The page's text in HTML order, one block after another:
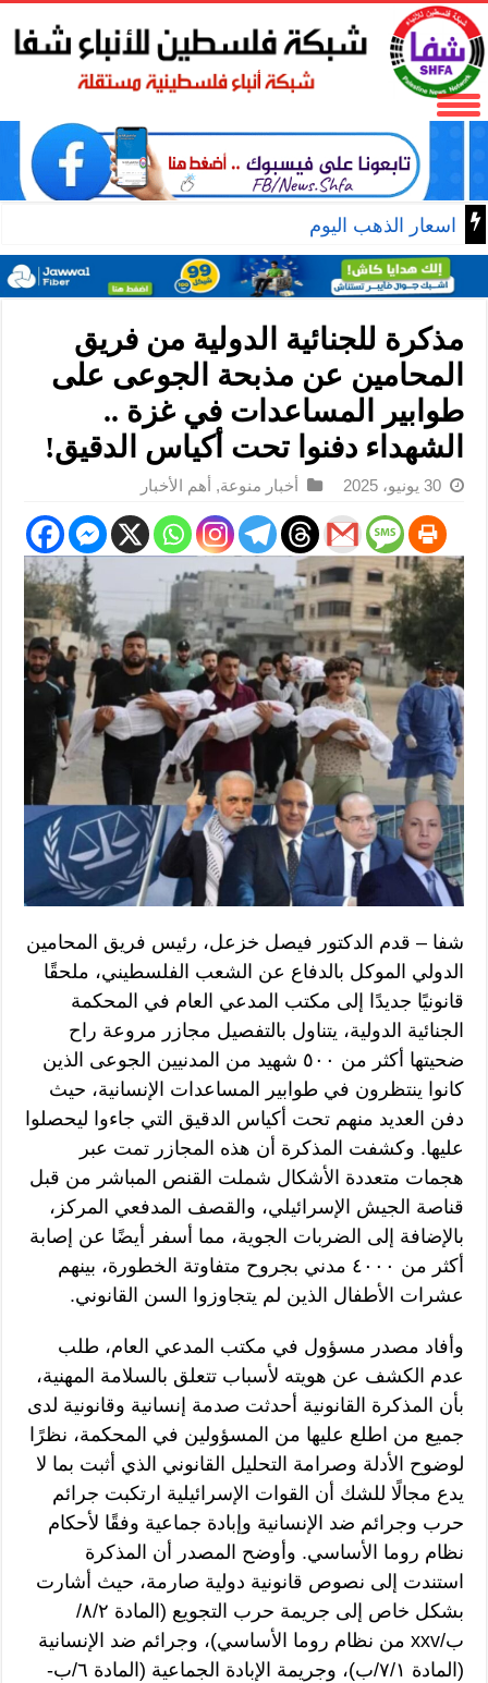
اسعار الذهب اليوم
مذكرة للجنائية الدولية من فريق
المحامين عن مذبحة الجوعى على
طوابير المساعدات في غزة ..
الشهداء دفنوا تحت أكياس الدقيق!
30 يونيو، 2025 أخبار منوعة, أهم الأخبار
شفا – قدم الدكتور فيصل خزعل، رئيس فريق المحامين
الدولي الموكل بالدفاع عن الشعب الفلسطيني، ملحقًا
قانونيًا جديدًا إلى مكتب المدعي العام في المحكمة
الجنائية الدولية، يتناول بالتفصيل مجازر مروعة راح
ضحيتها أكثر من ٥٠٠ شهيد من المدنيين الجوعى الذين
كانوا ينتظرون في طوابير المساعدات الإنسانية، حيث
دفن العديد منهم تحت أكياس الدقيق التي جاءوا ليحصلوا
عليها. وكشفت المذكرة أن هذه المجازر تمت عبر
هجمات متعددة الأشكال شملت القنص المباشر من قبل
قناصة الجيش الإسرائيلي، والقصف المدفعي المركز،
بالإضافة إلى الضربات الجوية، مما أسفر أيضًا عن إصابة
أكثر من ٤٠٠٠ مدني بجروح متفاوتة الخطورة، بينهم
عشرات الأطفال الذين لم يتجاوزوا السن القانوني.
وأفاد مصدر مسؤول في مكتب المدعي العام، طلب
عدم الكشف عن هويته لأسباب تتعلق بالسلامة المهنية،
بأن المذكرة القانونية أحدثت صدمة إنسانية وقانونية لدى
جميع من اطلع عليها من المسؤولين في المحكمة، نظرًا
لوضوح الأدلة وصرامة التحليل القانوني الذي أثبت بما لا
يدع مجالًا للشك أن القوات الإسرائيلية ارتكبت جرائم
حرب وجرائم ضد الإنسانية وإبادة جماعية وفقًا لأحكام
نظام روما الأساسي. وأوضح المصدر أن المذكرة
استندت إلى نصوص قانونية دولية صارمة، حيث أشارت
بشكل خاص إلى جريمة حرب التجويع (المادة ٨/٢/
ب/xxv من نظام روما الأساسي)، وجرائم ضد الإنسانية
(المادة ٧/١/ب)، وجريمة الإبادة الجماعية (المادة ٦/ب-